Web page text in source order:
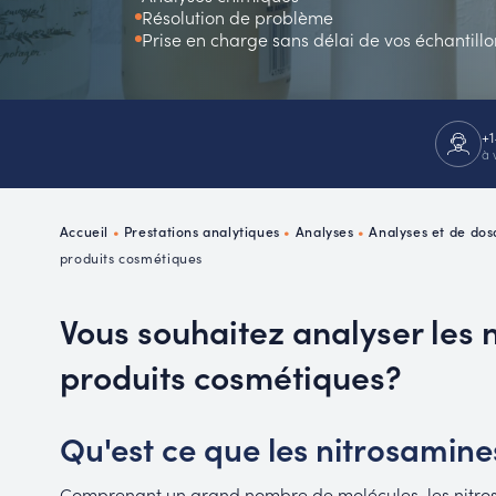
Résolution de problème
Prise en charge sans délai de vos
à
Accueil • Prestations analytiques • Analyses •Analyses et de
produits cosmétiques
Vous souhaitez analyser les
produits cosmétiques?
Qu'est ce que les